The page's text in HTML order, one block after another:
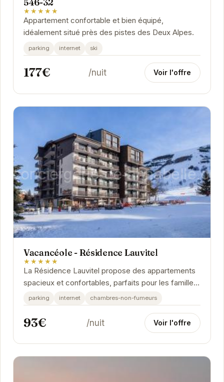
546-32
★★★★★
Appartement confortable et bien équipé,
idéalement situé près des pistes des Deux Alpes.
parking internet ski
177€ /nuit Voir l'offre
Vacancéole - Résidence Lauvitel
★★★★★
La Résidence Lauvitel propose des appartements
spacieux et confortables, parfaits pour les familles
et les groupes d'amis. Chaque appartement...
parking internet chambres-non-fumeurs
93€ /nuit Voir l'offre